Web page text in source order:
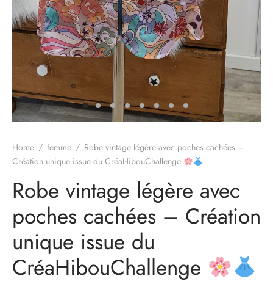
Home / femme / Robe vintage légère avec poches cachées –
Création unique issue du CréaHibouChallenge
Robe vintage légère avec
poches cachées – Création
unique issue du
CréaHibouChallenge